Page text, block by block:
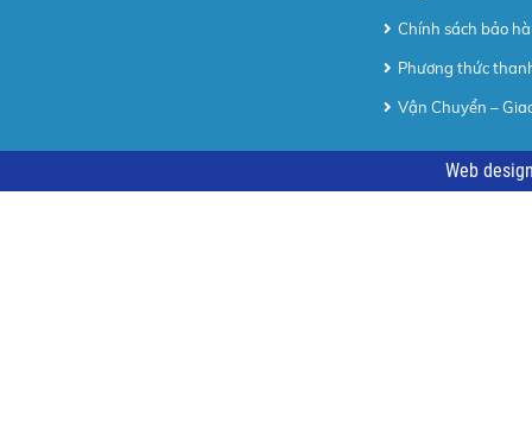
Chính sách bảo
Phương thức
Vận Chuyển –
Web